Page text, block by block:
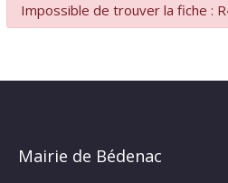
Impossible de trouver la fiche :
Mairie de Bédenac